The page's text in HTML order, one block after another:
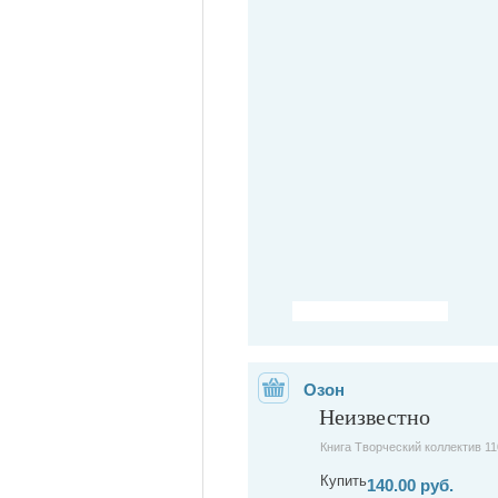
Озон
Неизвестно
Книга Творческий коллектив
Купить140.00 руб.